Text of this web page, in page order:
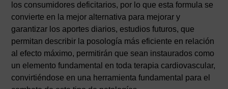
los consumidores deficitarios, por lo que esta formula se
convierte en la mejor alternativa para mejorar y
garantizar los aportes diarios, estudios futuros, que
permitan describir la posología más eficiente en relación
al efecto máximo, permitirán que sean instaurados como
un elemento fundamental en toda terapia cardiovascular,
convirtiéndose en una herramienta fundamental para el